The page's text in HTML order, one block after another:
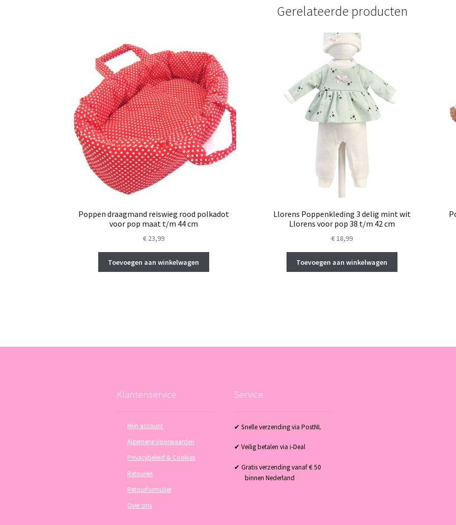
Gerelateerde producten
Poppen draagmand reiswieg rood polkadot
voor pop maat t/m 44 cm
€23,99
Toevoegen aan winkelwagen
Llorens Poppenkleding 3 delig mint wit
Llorens voor pop 38 t/m 42 cm
€18,99
Toevoegen aan winkelwagen
Klantenservice
Mijn account
Algemene Voorwaarden
Privacybeleid & Cookies
Retouren
Retourformulier
Over ons
Service
✔ Snelle verzending via PostNL
✔ Veilig betalen via i-Deal
✔ Gratis verzending vanaf € 50
binnen Nederland